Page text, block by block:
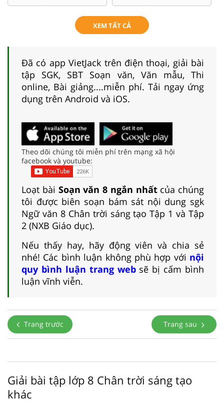
XEM TẤT CẢ
Đã có app VietJack trên điện thoại, giải bài
tập SGK, SBT Soạn văn, Văn mẫu, Thi
online, Bài giảng....miễn phí. Tải ngay ứng
dụng trên Android và iOS.
Theo dõi chúng tôi miễn phí trên mạng xã hội
facebook và youtube:
Loạt bài Soạn văn 8 ngắn nhấtcủa chúng
tôi được biên soạn bám sát nội dung sgk
Ngữ văn 8 Chân trời sáng tạo Tập 1 và Tập
2 (NXB Giáo dục).
Nếu thấy hay, hãy động viên và chia sẻ
nhé! Các bình luận không phù hợp với nội
quy bình luận trang websẽ bị cấm bình
luận vĩnh viễn.
Trang trước Trang sau
Giải bài tập lớp 8 Chân trời sáng tạo
khác